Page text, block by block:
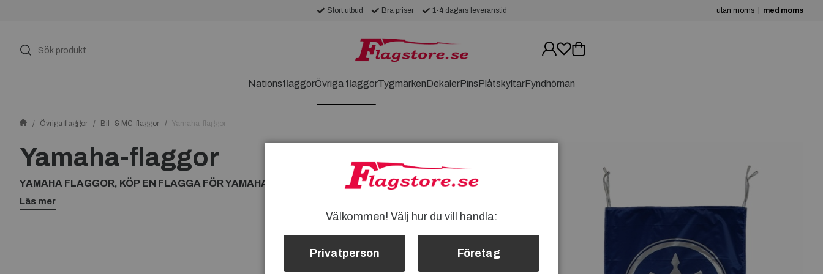
utan moms med moms
Stort utbud Bra priser 1-4 dagars leveranstid
NationsflaggorÖvriga flaggorTygmärkenDekalerPinsPlåtskyltarFyndhörnan
Övriga flaggor Bil- & MC-flaggor Yamaha-flaggor
Yamaha-flaggor
YAMAHA FLAGGOR, KÖP EN FLAGGA FÖR YAMAHA
Läs mer
Välkommen! Välj hur du vill handla:
Privatperson Företag